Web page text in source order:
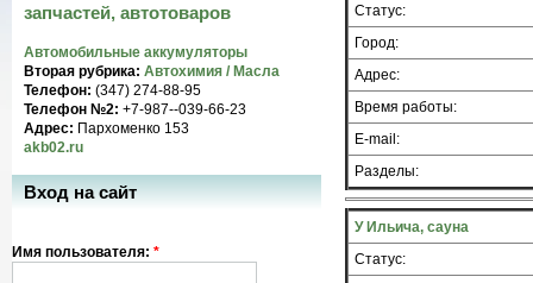
Статус:
Город:
Адрес:
Время работы:
E-mail:
Разделы:
У Ильича, сауна
Статус:
запчастей, автотоваров
Автомобильные аккумуляторы
Вторая рубрика: Автохимия / Масла
Телефон: (347) 274-88-95
Телефон №2: +7-987--039-66-23
Адрес: Пархоменко 153
akb02.ru
Вход на сайт
Имя пользователя: *